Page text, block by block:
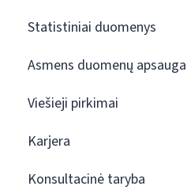
Statistiniai duomenys
Asmens duomenų apsauga
Viešieji pirkimai
Karjera
Konsultacinė taryba